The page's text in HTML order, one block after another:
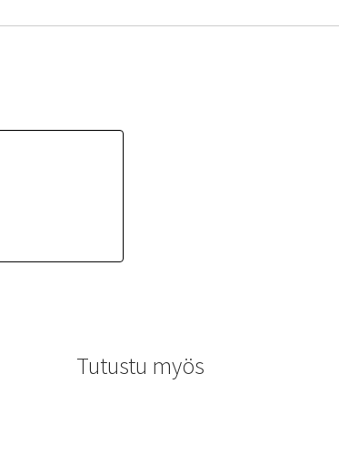
Tutustu myös